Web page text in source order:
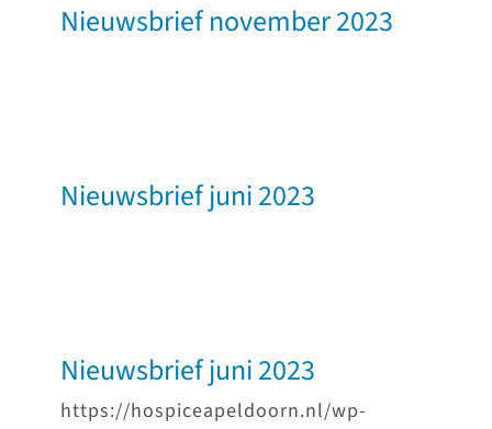
Nieuwsbrief november 2023
Nieuwsbrief juni 2023
Nieuwsbrief juni 2023
https://hospiceapeldoorn.nl/wp-